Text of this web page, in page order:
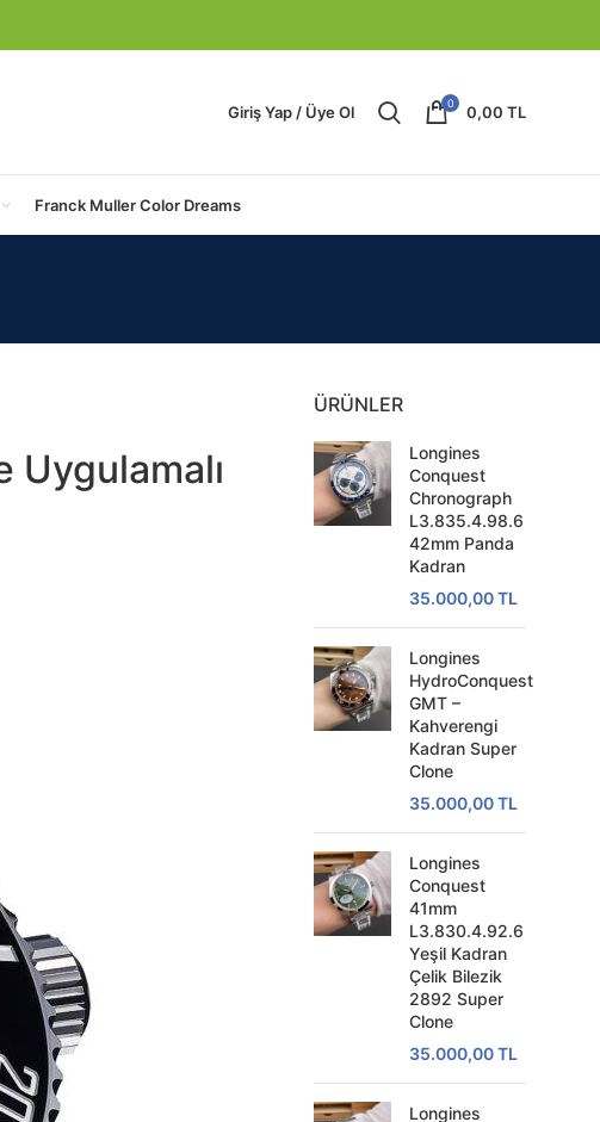
Giriş Yap / Üye Ol 0 0,00 TL
Franck Muller Color Dreams
ÜRÜNLER
Longines
Conquest
Chronograph
L3.835.4.98.6
42mm Panda
Kadran
35.000,00TL
Longines
HydroConquest
GMT –
Kahverengi
Kadran Super
Clone
35.000,00TL
Longines
Conquest
41mm
L3.830.4.92.6
Yeşil Kadran
Çelik Bilezik
2892 Super
Clone
35.000,00TL
Longines